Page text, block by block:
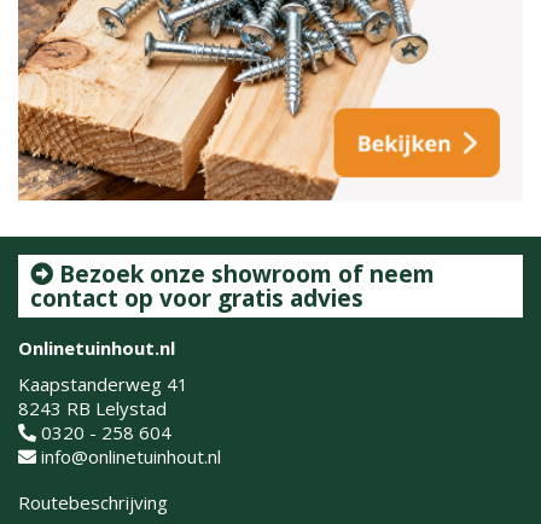
Bezoek onze showroom of neem
contact op voor gratis advies
Onlinetuinhout.nl
Kaapstanderweg 41
8243 RB Lelystad
0320 - 258 604
info@onlinetuinhout.nl
Routebeschrijving